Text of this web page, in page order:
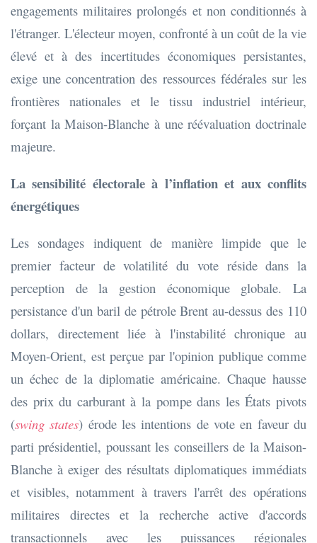
engagements militaires prolongés et non conditionnés à
l'étranger. L'électeur moyen, confronté à un coût de la vie
élevé et à des incertitudes économiques persistantes,
exige une concentration des ressources fédérales sur les
frontières nationales et le tissu industriel intérieur,
forçant la Maison-Blanche à une réévaluation doctrinale
majeure.
La sensibilité électorale à l’inflation et aux conflits
énergétiques
Les sondages indiquent de manière limpide que le
premier facteur de volatilité du vote réside dans la
perception de la gestion économique globale. La
persistance d'un baril de pétrole Brent au-dessus des 110
dollars, directement liée à l'instabilité chronique au
Moyen-Orient, est perçue par l'opinion publique comme
un échec de la diplomatie américaine. Chaque hausse
des prix du carburant à la pompe dans les États pivots
(swing states) érode les intentions de vote en faveur du
parti présidentiel, poussant les conseillers de la Maison-
Blanche à exiger des résultats diplomatiques immédiats
et visibles, notamment à travers l'arrêt des opérations
militaires directes et la recherche active d'accords
transactionnels avec les puissances régionales